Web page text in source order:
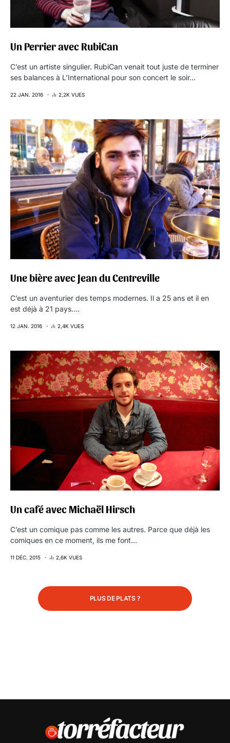
Un Perrier avec RubiCan
C’est un artiste singulier. RubiCan venait tout juste de terminer
ses balances à L’International pour son concert le soir…
22 JAN. 2016 2,2K VUES
Une bière avec Jean du Centreville
C’est un aventurier des temps modernes. Il a 25 ans et il en
est déjà à 21 pays.…
12 JAN. 2016 2,4K VUES
Un café avec Michaël Hirsch
C’est un comique pas comme les autres. Parce que déjà les
comiques en ce moment, ils me font…
11 DÉC. 2015 2,6K VUES
PLUS DE PLATS ?